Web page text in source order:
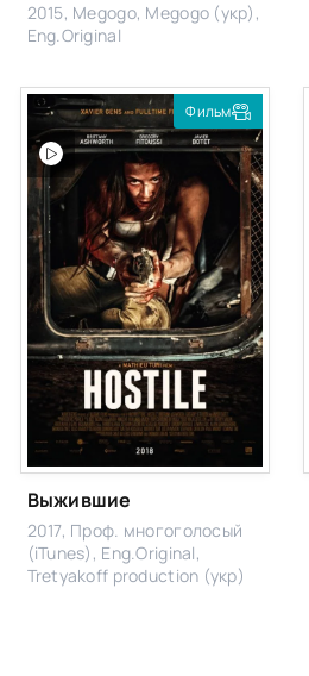
2015, Megogo, Megogo (укр),
Eng.Original
Фильм
Выжившие
2017, Проф. многоголосый
(iTunes), Eng.Original,
Tretyakoff production (укр)